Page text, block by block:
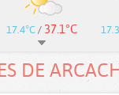
17.4°C / 37.1°C
DE